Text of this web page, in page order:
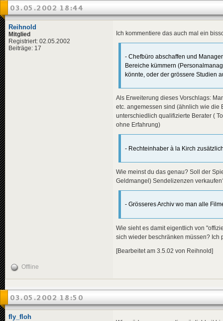
03.05.2002 18:44
Reihnold
Mitglied
Registriert: 02.05.2002
Beiträge: 17
Ich kommentiere das auch mal ein
- Chefbüro abschaffen und
Bereiche kümmern
könnte, oder der grössere Studien
Als Erweiterung dieses Vorschlags:
etc. angemessen sind (ähnlich wie die
unterschiedlich qualifizierte Berater (
ohne Erfahrung)
- Rechteinhaber à la Kirch
Wie meinst du das genau? Soll der
Geldmangel) Sendelizenzen
- Grösseres Archiv wo man alle
Wie sieht es damit eigentlich von
sich wieder beschränken müssen? Ich
[Bearbeitet am 3.5.02 von Reihnold]
Offline
03.05.2002 18:50
fly_floh